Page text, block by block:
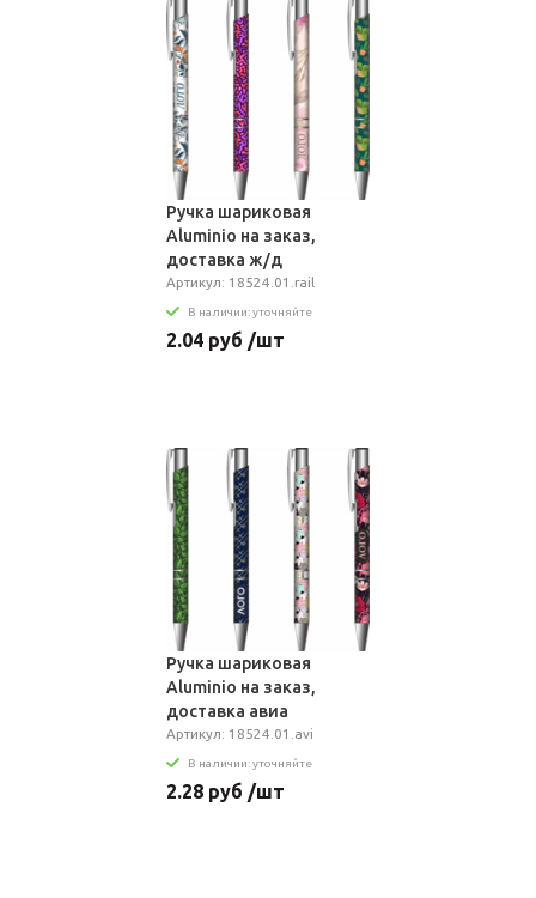
Ручка шариковая
Aluminio на заказ,
доставка ж/д
Артикул: 18524.01.rail
В наличии: уточняйте
2.04 руб /шт
Ручка шариковая
Aluminio на заказ,
доставка авиа
Артикул: 18524.01.avi
В наличии: уточняйте
2.28 руб /шт